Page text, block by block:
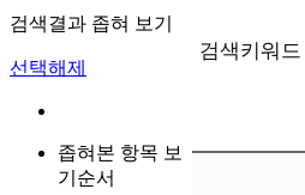
검색결과 좁혀 보기
선택해제
좁혀본 항목 보
기순서
검색키워드